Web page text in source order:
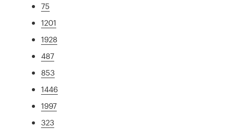
75
1201
1928
487
853
1446
1997
323